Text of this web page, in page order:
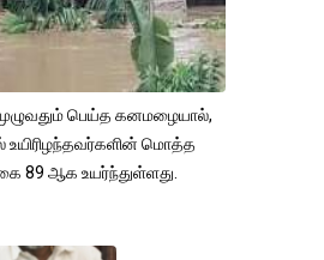
பெய்த கனமழையால்,
மொத்த
89 ஆக உயர்ந்துள்ளது.